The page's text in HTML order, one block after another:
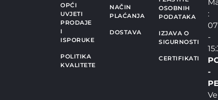
OPĆI
UVJETI
PRODAJE
I
ISPORUKE
POLITIKA
KVALITETE
NAČIN
PLAĆANJA
DOSTAVA
OSOBNIH
PODATAKA
IZJAVA O
SIGURNOSTI
CERTIFIKATI
:
-
-